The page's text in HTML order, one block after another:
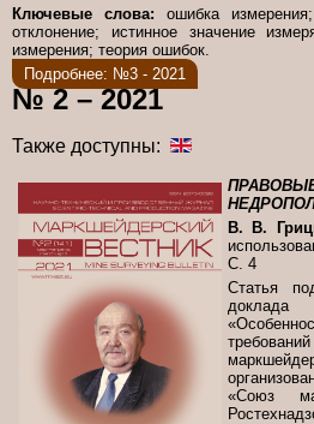
Ключевые слова: ошибка
отклонение; истинное значение
измерения; теория ошибок.
Подробнее: №3 - 2021
№ 2 – 2021
Также доступны:
В. В.
С. 4
Статья
«Союз